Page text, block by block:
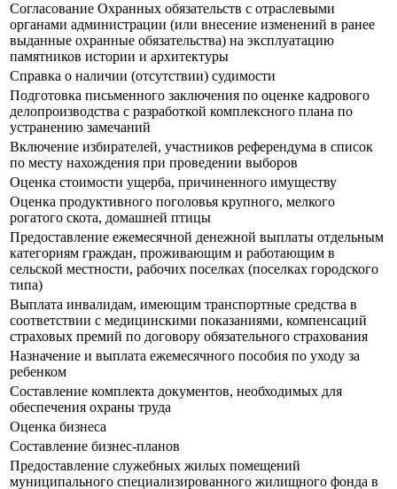
Согласование Охранных обязательств с отраслевыми
органами администрации (или внесение изменений в ранее
выданные охранные обязательства) на эксплуатацию
памятников истории и архитектуры
Справка о наличии (отсутствии) судимости
Подготовка письменного заключения по оценке кадрового
делопроизводства с разработкой комплексного плана по
устранению замечаний
Включение избирателей, участников референдума в список
по месту нахождения при проведении выборов
Оценка стоимости ущерба, причиненного имуществу
Оценка продуктивного поголовья крупного, мелкого
рогатого скота, домашней птицы
Предоставление ежемесячной денежной выплаты отдельным
категориям граждан, проживающим и работающим в
сельской местности, рабочих поселках (поселках городского
типа)
Выплата инвалидам, имеющим транспортные средства в
соответствии с медицинскими показаниями, компенсаций
страховых премий по договору обязательного страхования
Назначение и выплата ежемесячного пособия по уходу за
ребенком
Составление комплекта документов, необходимых для
обеспечения охраны труда
Оценка бизнеса
Составление бизнес-планов
Предоставление служебных жилых помещений
муниципального специализированного жилищного фонда в